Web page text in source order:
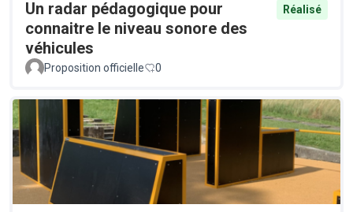
Un radar pédagogique pour
connaitre le niveau sonore des
véhicules
Réalisé
Proposition officielle 0